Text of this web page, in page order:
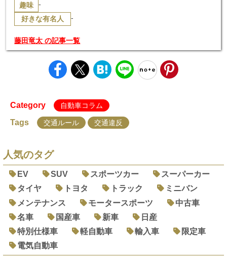
趣味 -
好きな有名人 -
藤田竜太 の記事一覧
Category 自動車コラム
Tags 交通ルール 交通違反
人気のタグ
EV SUV スポーツカー
スーパーカー
タイヤ
トヨタ トラック
ミニバン
メンテナンス
モータースポーツ
中古車
名車
国産車 新車
日産
特別仕様車
軽自動車 輸入車
限定車
電気自動車